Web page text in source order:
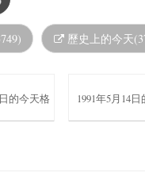
歷史上的今天
的今天格 1991年5月14